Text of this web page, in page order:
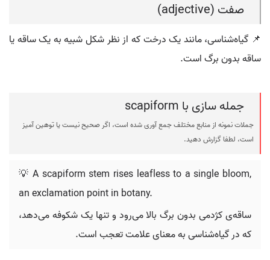
صفت (adjective)
📌 گیاه‌شناسی، مانند یک درخت که از نظر شکل شبیه به یک ساقه یا
ساقه بدون برگ است.
جمله سازی با scapiform
جملات نمونه از منابع مختلف جمع آوری شده است، اگر صحیح نیست یا توهین آمیز
است، لطفا گزارش دهید.
💡 A scapiform stem rises leafless to a single bloom,
an exclamation point in botany.
ساقه‌ی کژدمی بدون برگ بالا می‌رود و تنها یک شکوفه می‌دهد،
که در گیاه‌شناسی به معنای علامت تعجب است.